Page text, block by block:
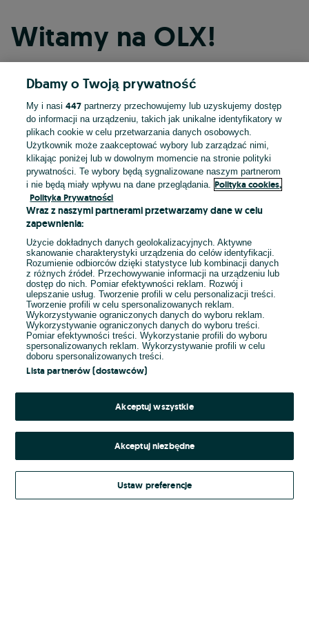
Witamy na OLX!
Kontynuuj przez Facebooka
Kontynuuj przez konto Apple
Kontynuuj przez konto Google
LUB
E-mail
Hasło
Kontynuując za pośrednictwem jednego z dostawców wskazanych powyżej,
Regulamin serwisu OLX.pl w jego aktualnym brzmieniu.
Dbamy o Twoją prywatność
My i nasi447 partnerzy przechowujemy lub uzyskujemy dostęp
do informacji na urządzeniu, takich jak unikalne identyfikatory w
plikach cookie w celu przetwarzania danych osobowych.
Użytkownik może zaakceptować wybory lub zarządzać nimi,
klikając poniżej lub w dowolnym momencie na stronie polityki
prywatności. Te wybory będą sygnalizowane naszym partnerom
i nie będą miały wpływu na dane przeglądania.
Polityka cookies,
Polityka Prywatności
Wraz z naszymi partnerami przetwarzamy dane w celu
zapewnienia:
Użycie dokładnych danych geolokalizacyjnych. Aktywne
skanowanie charakterystyki urządzenia do celów identyfikacji.
Rozumienie odbiorców dzięki statystyce lub kombinacji danych
z różnych źródeł. Przechowywanie informacji na urządzeniu lub
dostęp do nich. Pomiar efektywności reklam. Rozwój i
ulepszanie usług. Tworzenie profili w celu personalizacji treści.
Tworzenie profili w celu spersonalizowanych reklam.
Wykorzystywanie ograniczonych danych do wyboru reklam.
Wykorzystywanie ograniczonych danych do wyboru treści.
Pomiar efektywności treści. Wykorzystanie profili do wyboru
spersonalizowanych reklam. Wykorzystywanie profili w celu
doboru spersonalizowanych treści.
Lista partnerów (dostawców)
Akceptuj wszystkie
Akceptuj niezbędne
Ustaw preferencje